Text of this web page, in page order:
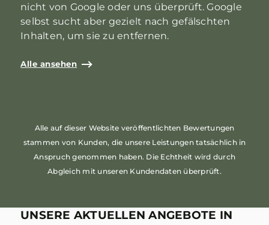
nicht von Google oder uns überprüft. Google
selbst sucht aber gezielt nach gefälschten
Inhalten, um sie zu entfernen.
Alle ansehen
Alle auf dieser Website veröffentlichten Bewertungen
stammen von Kunden, die unsere Leistungen tatsächlich in
Anspruch genommen haben. Die Echtheit wird durch
Abgleich mit unseren Kundendaten überprüft.
UNSERE AKTUELLEN ANGEBOTE IN